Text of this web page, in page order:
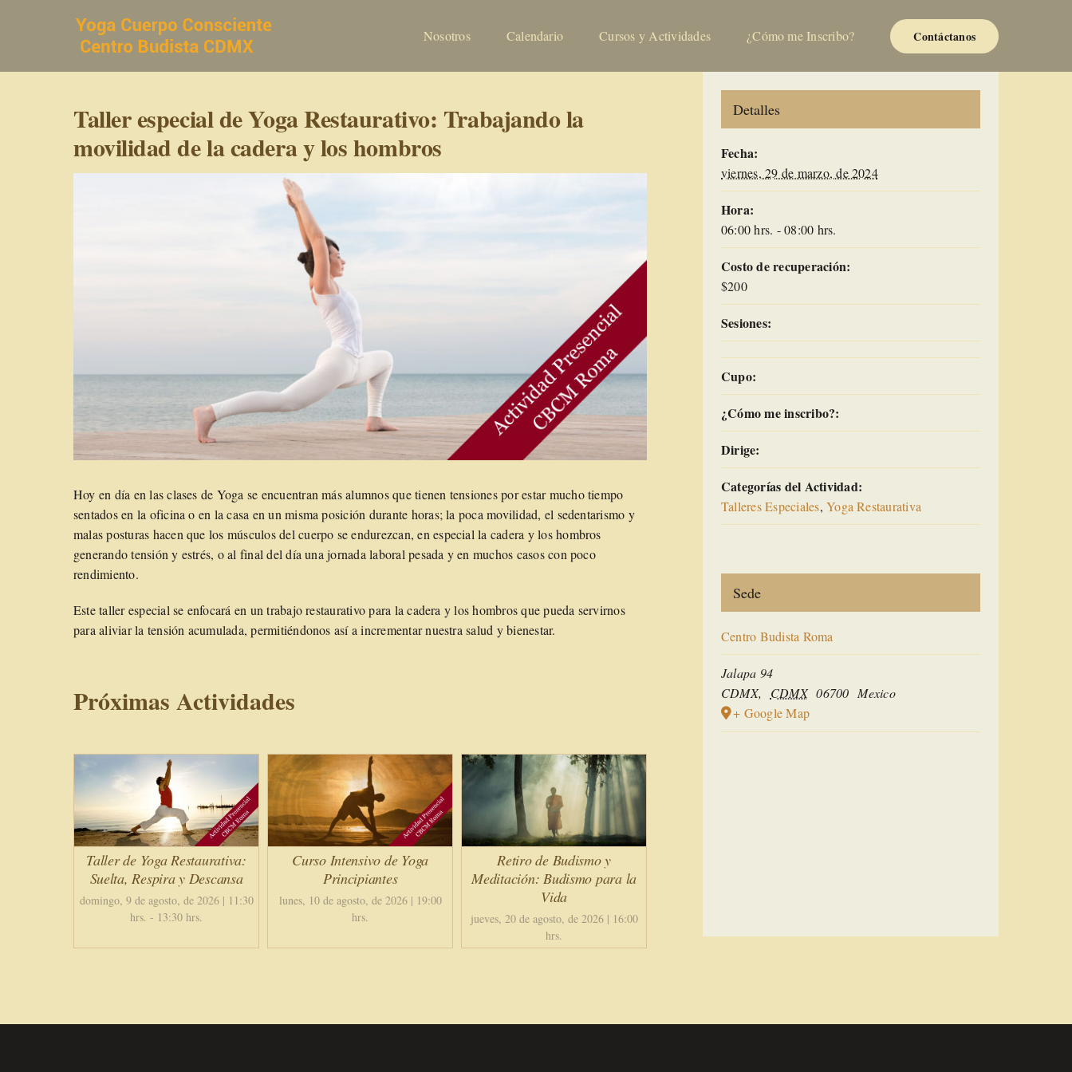
Nosotros Calendario Cursos y Actividades ¿Cómo me Inscribo? Contáctanos
Taller especial de Yoga Restaurativo: Trabajando la
movilidad de la cadera y los hombros
Hoy en día en las clases de Yoga se encuentran más alumnos que tienen tensiones por estar mucho tiempo
sentados en la oficina o en la casa en un misma posición durante horas; la poca movilidad, el sedentarismo y
malas posturas hacen que los músculos del cuerpo se endurezcan, en especial la cadera y los hombros
generando tensión y estrés, o al final del día una jornada laboral pesada y en muchos casos con poco
rendimiento.
Este taller especial se enfocará en un trabajo restaurativo para la cadera y los hombros que pueda servirnos
para aliviar la tensión acumulada, permitiéndonos así a incrementar nuestra salud y bienestar.
Próximas Actividades
Taller de Yoga Restaurativa:
Suelta, Respira y Descansa
domingo, 9 de agosto, de 2026 | 11:30
hrs. - 13:30 hrs.
Curso Intensivo de Yoga
Principiantes
lunes, 10 de agosto, de 2026 | 19:00
hrs.
Retiro de Budismo y
Meditación: Budismo para la
Vida
jueves, 20 de agosto, de 2026 | 16:00
hrs.
Detalles
Fecha:
viernes, 29 de marzo, de 2024
Hora:
06:00 hrs. - 08:00 hrs.
Costo de recuperación:
$200
Sesiones:
Cupo:
¿Cómo me inscribo?:
Dirige:
Categorías del Actividad:
Talleres Especiales,Yoga Restaurativa
Sede
Centro Budista Roma
Jalapa 94
CDMX, CDMX 06700 Mexico
+ Google Map